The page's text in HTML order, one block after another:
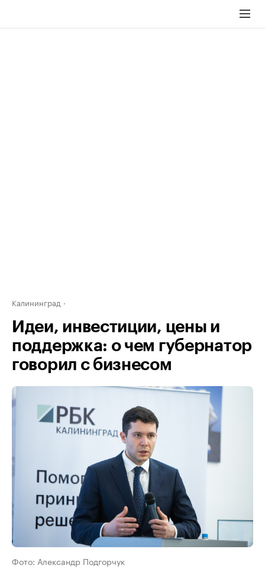
Калининград
Идеи, инвестиции, цены и
поддержка: о чем губернатор
говорил с бизнесом
Фото: Александр Подгорчук